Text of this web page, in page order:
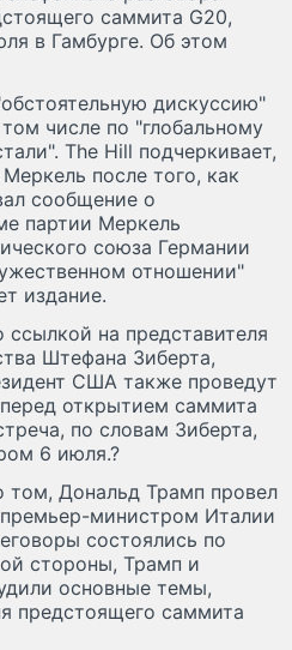
саммита G20,
в Гамбурге. Об этом
дискуссию"
числе по "глобальному
The Hill подчеркивает,
после того, как
сообщение о
партии Меркель
союза Германии
отношении"
издание.
на представителя
Штефана Зиберта,
США также проведут
открытием саммита
по словам Зиберта,
6 июля.?
том, Дональд Трамп провел
министром Италии
состоялись по
стороны, Трамп и
основные темы,
предстоящего саммита